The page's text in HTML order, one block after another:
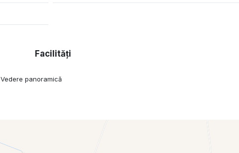
Facilități
Vedere panoramică